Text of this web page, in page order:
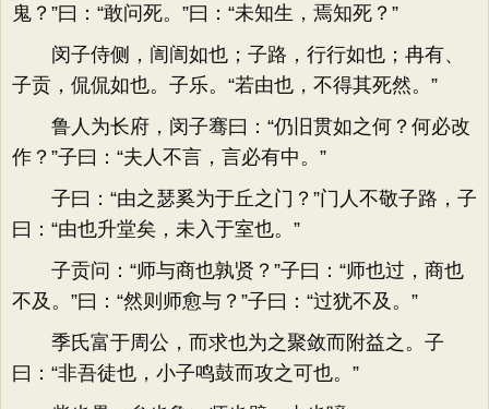
鬼？”曰：“敢问死。”曰：“未知生，焉知死？”
闵子侍侧，訚訚如也；子路，行行如也；冉有、
子贡，侃侃如也。子乐。“若由也，不得其死然。”
鲁人为长府，闵子骞曰：“仍旧贯如之何？何必改
作？”子曰：“夫人不言，言必有中。”
子曰：“由之瑟奚为于丘之门？”门人不敬子路，子
曰：“由也升堂矣，未入于室也。”
子贡问：“师与商也孰贤？”子曰：“师也过，商也
不及。”曰：“然则师愈与？”子曰：“过犹不及。”
季氏富于周公，而求也为之聚敛而附益之。子
曰：“非吾徒也，小子鸣鼓而攻之可也。”